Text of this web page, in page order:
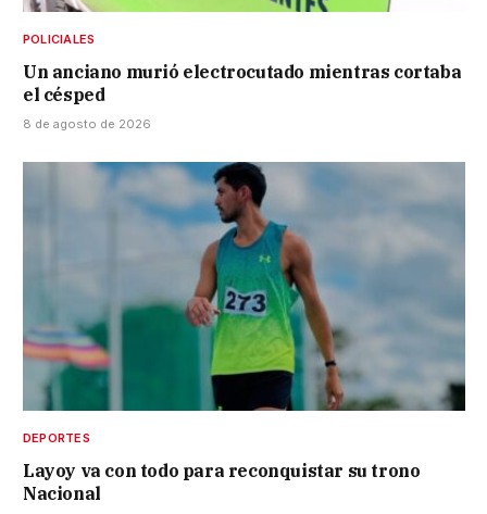
POLICIALES
Un anciano murió electrocutado mientras cortaba
el césped
8 de agosto de 2026
DEPORTES
Layoy va con todo para reconquistar su trono
Nacional